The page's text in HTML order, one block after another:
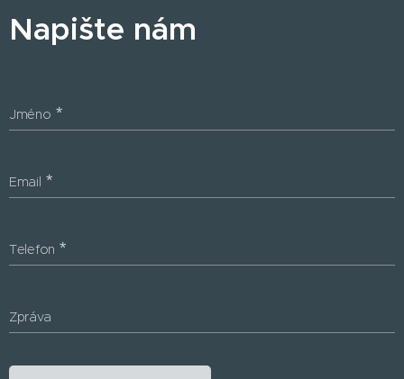
Napište nám
Jméno
Email
Telefon
Zpráva